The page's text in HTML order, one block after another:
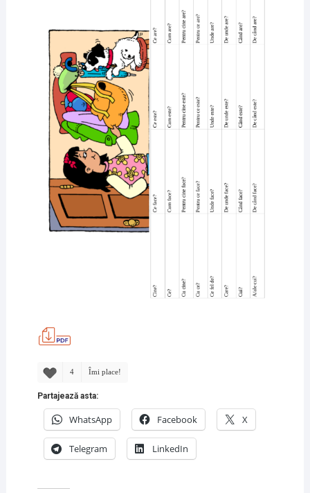
4 Îmi place!
Partajează asta:
WhatsApp Facebook X
Telegram LinkedIn